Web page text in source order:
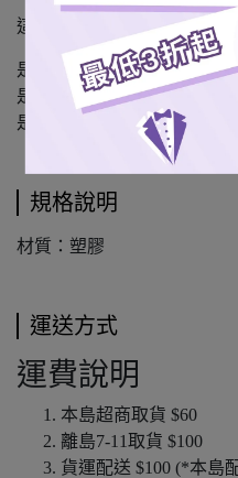
這不是單純的燈。
是你加班到深夜時的一點安
是睡前關燈前最後看到的笑
是生活裡，專屬於你的那一
規格說明
材質：塑膠
運送方式
運費說明
本島超商取貨 $60
離島7-11取貨 $100
貨運配送 $100 (*本島